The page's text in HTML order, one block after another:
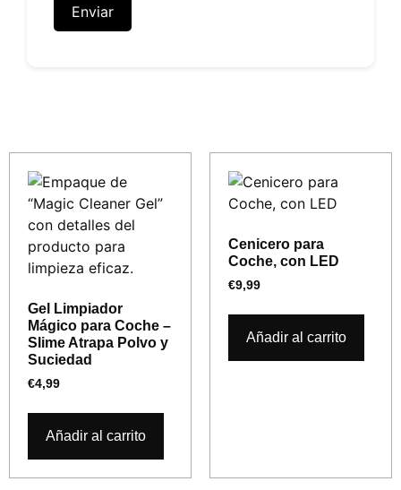
Gel Limpiador
Mágico para Coche –
Slime Atrapa Polvo y
Suciedad
€4,99
Añadir al carrito
Cenicero para
Coche, con LED
€9,99
Añadir al carrito